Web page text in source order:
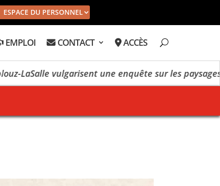
ESPACE DU PERSONNEL
EMPLOI CONTACT ACCÈS
une enquête sur les paysages
The